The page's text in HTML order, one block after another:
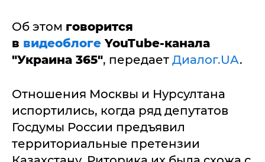
Об этом говорится
в видеоблоге YouTube-канала
"Украина 365", передает Диалог.UA.
Отношения Москвы и Нурсултана
испортились, когда ряд депутатов
Госдумы России предъявил
территориальные претензии